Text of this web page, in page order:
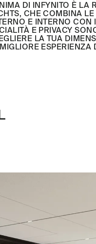
DI INFYNITO È LA
CHE COMBINA
E INTERNO CON
E PRIVACY
LA TUA
ESPERIENZA